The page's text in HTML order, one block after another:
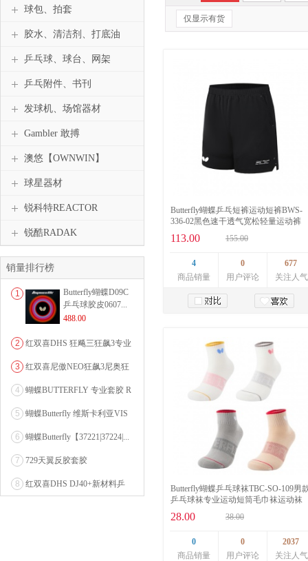
仅显示有货
Butterfly蝴蝶乒乓短裤运动短裤BWS-
336-02黑色速干透气宽松轻量运动裤
113.00 155.00
4
商品销量
0
用户评论
677
关注人气
Butterfly蝴蝶乒乓球袜TBC-SO-109男
乒乓球袜专业运动短筒毛巾袜运动袜
28.00 38.00
0
商品销量
0
用户评论
2037
关注人气
球包、拍套
胶水、清洁剂、打底油
乒乓球、球台、网架
乒乓附件、书刊
发球机、场馆器材
Gambler 敢搏
澳悠【OWNWIN】
球星器材
锐科特REACTOR
锐酷RADAK
销量排行榜
1
Butterfly蝴蝶D09C
乒乓球胶皮0607...
488.00
2
红双喜DHS 狂飚三狂飙3专业
3
红双喜尼傲NEO狂飙3尼奥狂
4
蝴蝶BUTTERFLY 专业套胶 R
5
蝴蝶Butterfly 维斯卡利亚VIS
6
蝴蝶Butterfly【37221|37224|...
7 729天翼反胶套胶
8
红双喜DHS DJ40+新材料乒
乓球 WTT系列...